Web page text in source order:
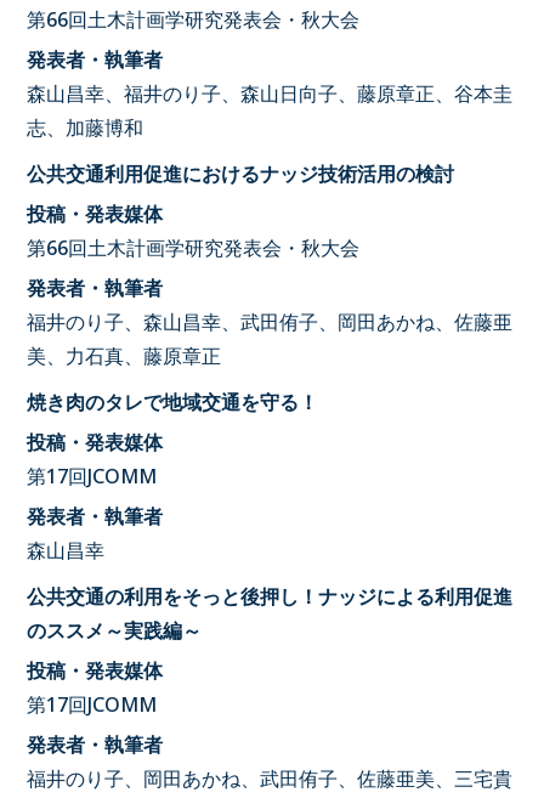
第66回土木計画学研究発表会・秋大会
発表者・執筆者
森山昌幸、福井のり子、森山日向子、藤原章正、谷本圭
志、加藤博和
公共交通利用促進におけるナッジ技術活用の検討
投稿・発表媒体
第66回土木計画学研究発表会・秋大会
発表者・執筆者
福井のり子、森山昌幸、武田侑子、岡田あかね、佐藤亜
美、力石真、藤原章正
焼き肉のタレで地域交通を守る！
投稿・発表媒体
第17回JCOMM
発表者・執筆者
森山昌幸
公共交通の利用をそっと後押し！ナッジによる利用促進
のススメ～実践編～
投稿・発表媒体
第17回JCOMM
発表者・執筆者
福井のり子、岡田あかね、武田侑子、佐藤亜美、三宅貴